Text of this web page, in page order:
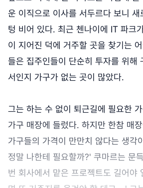
운 이직으로 이사를 서두르다 보니 새
텅 비어 있다. 최근 첸나이에 IT 파크
이 지어진 덕에 거주할 곳을 찾기는
들은 집주인들이 단순히 투자를 위해
서인지 가구가 없는 곳이 많았다.
그는 하는 수 없이 퇴근길에 필요한
가구 매장에 들렀다. 하지만 한참 매
가구들의 가격이 만만치 않다는 생각
정말 나한테 필요할까?' 쿠마르는 문
번 회사에서 맡은 프로젝트도 길어야